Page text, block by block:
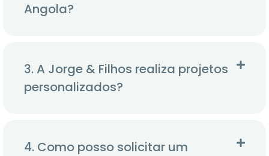
Angola?
3. A Jorge & Filhos realiza projetos
personalizados?
4. Como posso solicitar um